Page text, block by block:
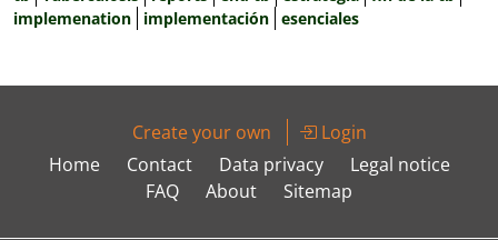
implemenation
implementación esenciales
Create your own
Login
Home
Contact Data privacy
Legal notice
FAQ
About Sitemap